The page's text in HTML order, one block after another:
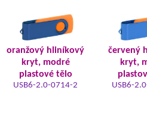
oranžový hliníkový
kryt, modré
plastové tělo
USB6-2.0-0714-2
červený
kryt,
USB6-